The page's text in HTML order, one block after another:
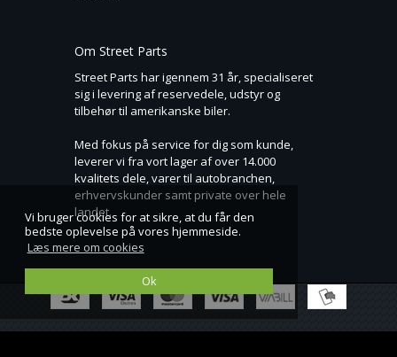
Vi bruger cookies for at sikre, at du får den
bedste oplevelse på vores hjemmeside.
Læs mere om cookies
Ok
Om Street Parts
Street Parts har igennem 31 år, specialiseret
sig i levering af reservedele, udstyr og
tilbehør til amerikanske biler.
Med fokus på service for dig som kunde,
leverer vi fra vort lager af over 14.000
kvalitets dele, varer til autobranchen,
erhvervskunder samt private over hele
landet.